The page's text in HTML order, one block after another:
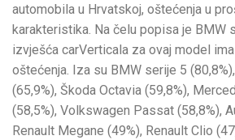
automobila u Hrvatskoj, oštećenja u
karakteristika. Na čelu popisa je BMW
izvješća carVerticala za ovaj model
oštećenja. Iza su BMW serije 5
(65,9%), Škoda Octavia (59,8%),
(58,5%), Volkswagen Passat (58,8%),
Renault Megane (49%), Renault Clio